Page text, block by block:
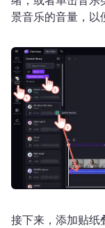
接下来，添加贴纸